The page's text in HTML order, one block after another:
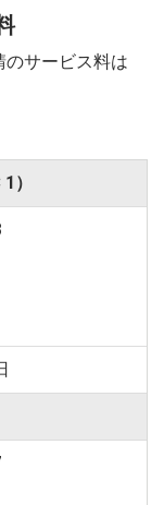
サービス料は
）